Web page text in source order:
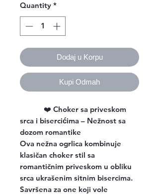
Quantity *
Dodaj u Korpu
Kupi Odmah
❤️ Choker sa priveskom
srca i bisercićima – Nežnost sa
dozom romantike
Ova nežna ogrlica kombinuje
klasičan choker stil sa
romantičnim priveskom u obliku
srca ukrašenim sitnim bisercima.
Savršena za one koji vole